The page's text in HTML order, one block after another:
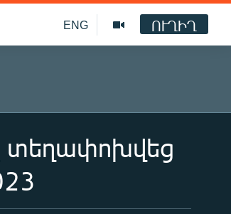
ENG ՈՒՂԻՂ
տեղափոխվեց